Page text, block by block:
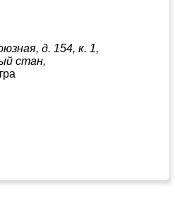
д. 154, к. 1,
стан,